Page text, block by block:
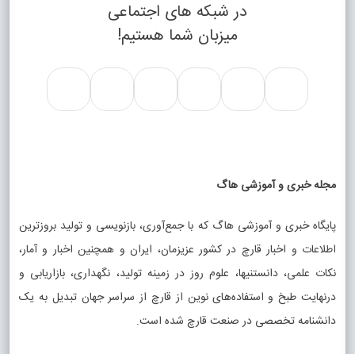
در شبکه های اجتماعی
میزبان شما هستیم!
مجله خبری و آموزشی هاگ
پایگاه خبری و آموزشی هاگ که با جمع‌آوری، بازنویسی و تولید بروزترین
اطلاعات و اخبار قارچ در کشور عزیزمان، ایران و همچنین اخبار و آمار،
نکات علمی، دانستنیها، علوم روز در زمینه تولید، نگهداری، بازاریابی و
درنهایت طبخ و استفاده‌های نوین از قارچ از سراسر جهان تبدیل به یک
دانشنامه تخصصی در صنعت قارچ شده است.